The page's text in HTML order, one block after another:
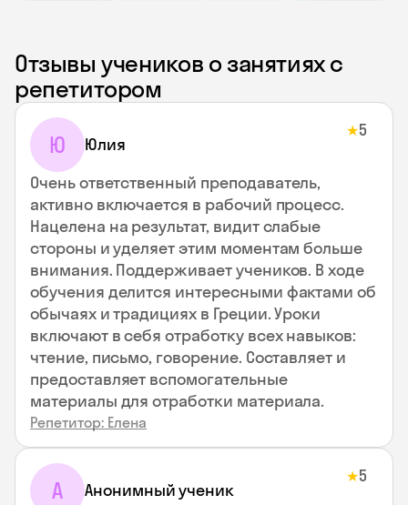
Отзывы учеников о занятиях с
репетитором
Ю Юлия
★5
Очень ответственный преподаватель,
активно включается в рабочий процесс.
Нацелена на результат, видит слабые
стороны и уделяет этим моментам больше
внимания. Поддерживает учеников. В ходе
обучения делится интересными фактами об
обычаях и традициях в Греции. Уроки
включают в себя отработку всех навыков:
чтение, письмо, говорение. Составляет и
предоставляет вспомогательные
материалы для отработки материала.
Репетитор: Елена
А Анонимный ученик
★5